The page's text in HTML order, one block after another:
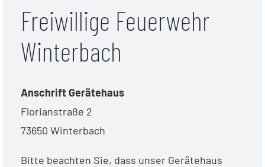
Freiwillige Feuerwehr
Winterbach
Anschrift Gerätehaus
Florianstraße 2
73650 Winterbach
Bitte beachten Sie, dass unser Gerätehaus